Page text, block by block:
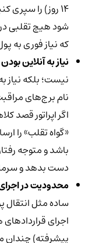
۱۴ روز) را سپری
شود هیچ تقلبی در
که نیاز فوری به
نیاز به آنلاین
نیست؛ بلکه نیاز
نام برج‌های
اگر اپراتور قصد
«گواه تقلب» را
باشد و متوجه
دست بدهد و
محدودیت در
ساده مثل انتقال
اجرای
پیشرفته) چندان